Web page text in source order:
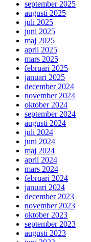
september 2025
augusti 2025
juli 2025
juni 2025
maj 2025
april 2025
mars 2025
februari 2025
januari 2025
december 2024
november 2024
oktober 2024
september 2024
augusti 2024
juli 2024
juni 2024
maj 2024
april 2024
mars 2024
februari 2024
januari 2024
december 2023
november 2023
oktober 2023
september 2023
augusti 2023